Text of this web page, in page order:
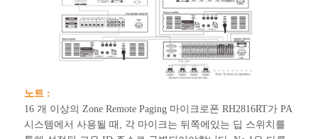
노트 :
16 개 이상의 Zone Remote Paging 마이크로폰 RH2816RT가 PA
시스템에서 사용될 때, 각 마이크는 뒤쪽에있는 딥 스위치를